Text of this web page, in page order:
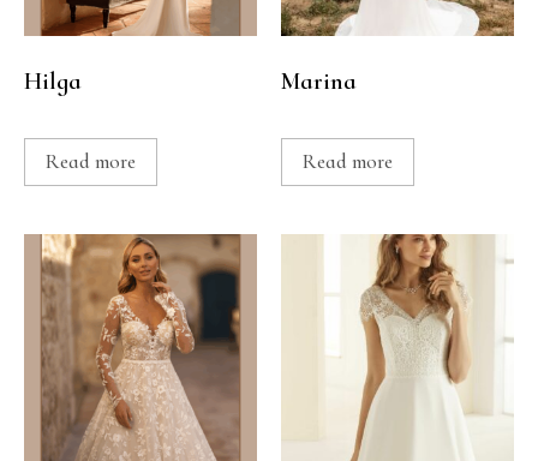
Hilga
Read more
Marina
Read more